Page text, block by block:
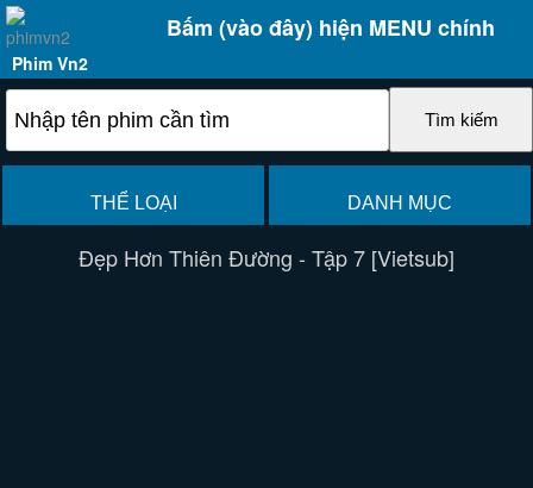
Bấm (vào đây) hiện MENU chính
Phim Vn2
THỂ LOẠI DANH MỤC
Đẹp Hơn Thiên Đường - Tập 7 [Vietsub]